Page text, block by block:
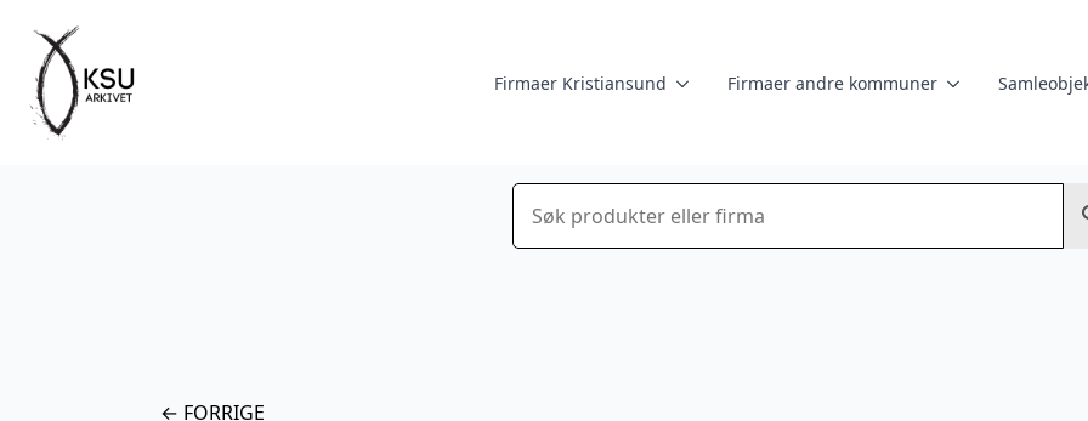
Firmaer Kristiansund Firmaer andre kommuner
Søk
← FORRIGE